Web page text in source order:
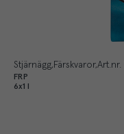
Stjärnägg Färskvaror Art.nr.
FRP
6x1 l